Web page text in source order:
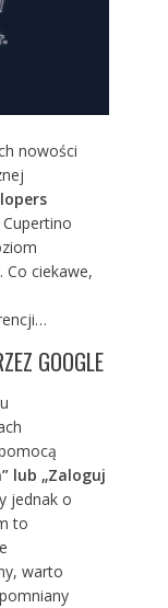
nowości
Co ciekawe,
GOOGLE
lub „Zaloguj
jednak o
to
warto